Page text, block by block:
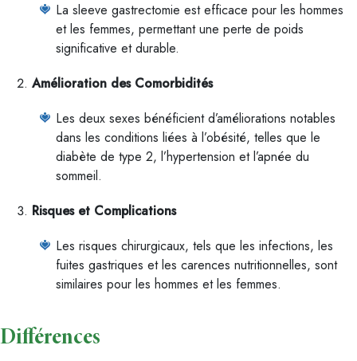
La sleeve gastrectomie est efficace pour les hommes
et les femmes, permettant une perte de poids
significative et durable.
Amélioration des Comorbidités
Les deux sexes bénéficient d’améliorations notables
dans les conditions liées à l’obésité, telles que le
diabète de type 2, l’hypertension et l’apnée du
sommeil.
Risques et Complications
Les risques chirurgicaux, tels que les infections, les
fuites gastriques et les carences nutritionnelles, sont
similaires pour les hommes et les femmes.
Différences